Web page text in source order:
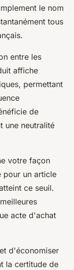
le nom
tous
entre les
affiche
permettant
de
une neutralité
votre façon
pour un article
ce seuil.
acte d'achat
d'économiser
la certitude de